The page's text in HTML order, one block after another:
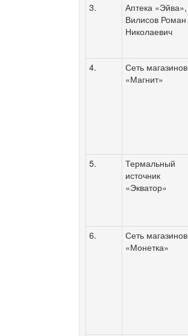
3.
Аптека «Эйва»,
Вилисов Роман
Николаевич
4.
Сеть магазинов
«Магнит»
5.
Термальный
источник
«Экватор»
6.
Сеть магазинов
«Монетка»